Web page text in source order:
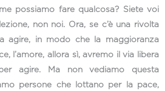
possiamo fare qualcosa? Siete voi
non noi. Ora, se c’è una rivolta
agire, in modo che la maggioranza
l’amore, allora sì, avremo il via libera
agire. Ma non vediamo questa
persone che lottano per la pace,